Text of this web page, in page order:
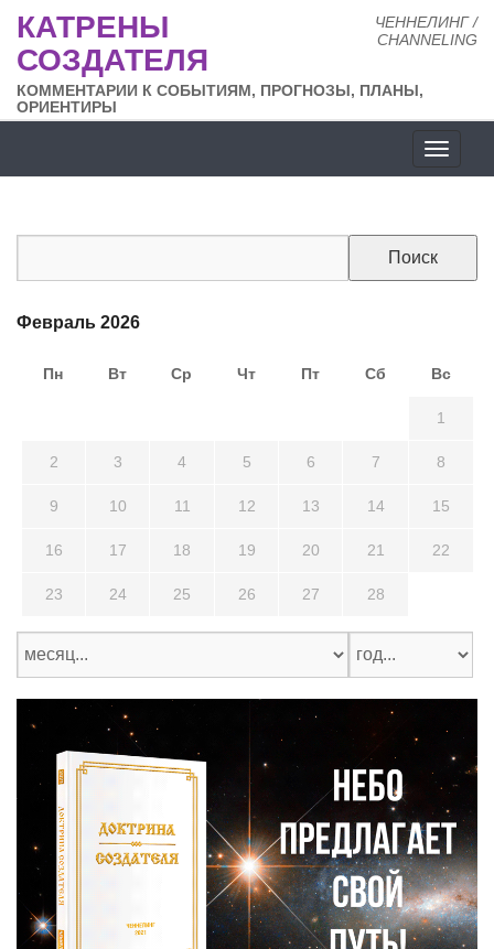
ЧЕННЕЛИНГ /
CHANNELING
КАТРЕНЫ
СОЗДАТЕЛЯ
КОММЕНТАРИИ К СОБЫТИЯМ, ПРОГНОЗЫ, ПЛАНЫ,
ОРИЕНТИРЫ
сайта
Февраль 2026
Пн Вт Ср Чт Пт Сб Вс
1
2 3 4 5 6 7 8
9 10 11 12 13 14 15
16 17 18 19 20 21 22
23 24 25 26 27 28